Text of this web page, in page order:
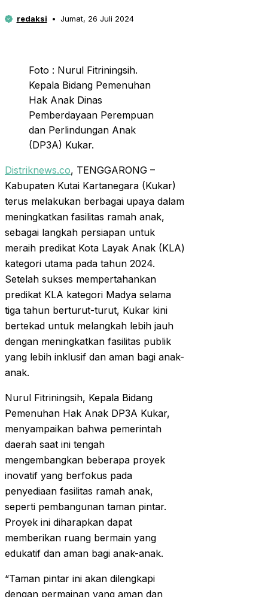
redaksi Jumat, 26 Juli 2024
Foto : Nurul Fitriningsih.
Kepala Bidang Pemenuhan
Hak Anak Dinas
Pemberdayaan Perempuan
dan Perlindungan Anak
(DP3A) Kukar.
Distriknews.co, TENGGARONG –
Kabupaten Kutai Kartanegara (Kukar)
terus melakukan berbagai upaya dalam
meningkatkan fasilitas ramah anak,
sebagai langkah persiapan untuk
meraih predikat Kota Layak Anak (KLA)
kategori utama pada tahun 2024.
Setelah sukses mempertahankan
predikat KLA kategori Madya selama
tiga tahun berturut-turut, Kukar kini
bertekad untuk melangkah lebih jauh
dengan meningkatkan fasilitas publik
yang lebih inklusif dan aman bagi anak-
anak.
Nurul Fitriningsih, Kepala Bidang
Pemenuhan Hak Anak DP3A Kukar,
menyampaikan bahwa pemerintah
daerah saat ini tengah
mengembangkan beberapa proyek
inovatif yang berfokus pada
penyediaan fasilitas ramah anak,
seperti pembangunan taman pintar.
Proyek ini diharapkan dapat
memberikan ruang bermain yang
edukatif dan aman bagi anak-anak.
“Taman pintar ini akan dilengkapi
dengan permainan yang aman dan